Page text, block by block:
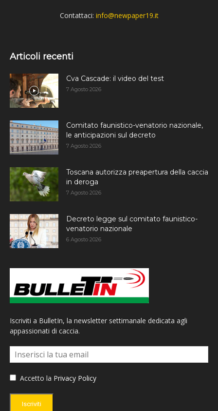
Contattaci: info@newpaper19.it
Articoli recenti
Cva Cascade: il video del test
7 Agosto 2026
Comitato faunistico-venatorio nazionale,
le anticipazioni sul decreto
7 Agosto 2026
Toscana autorizza preapertura della caccia
in deroga
7 Agosto 2026
Decreto legge sul comitato faunistico-
venatorio nazionale
6 Agosto 2026
Iscriviti a BulletIn, la newsletter settimanale dedicata agli
appassionati di caccia.
Accetto la Privacy Policy
Iscriviti